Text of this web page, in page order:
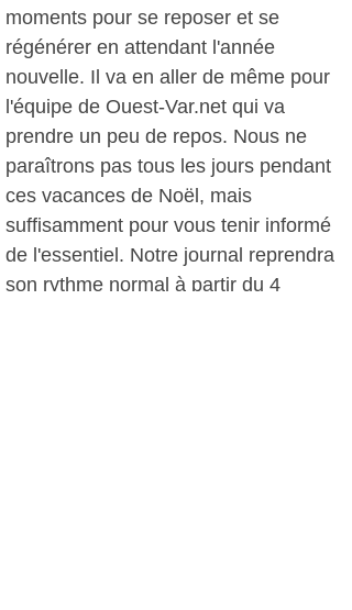
moments pour se reposer et se
régénérer en attendant l'année
nouvelle. Il va en aller de même pour
l'équipe de Ouest-Var.net qui va
prendre un peu de repos. Nous ne
paraîtrons pas tous les jours pendant
ces vacances de Noël, mais
suffisamment pour vous tenir informé
de l'essentiel. Notre journal reprendra
son rythme normal à partir du 4